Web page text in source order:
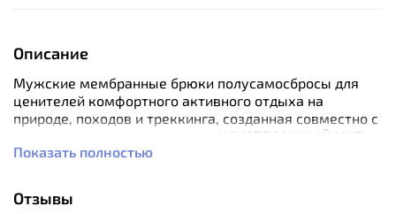
Описание
Мужские мембранные брюки полусамосбросы для
ценителей комфортного активного отдыха на
природе, походов и треккинга, созданная совместно с
горными гидами из команды «НЕИЗВЕДАННЫЙ МИР».
Показать полностью
Отзывы